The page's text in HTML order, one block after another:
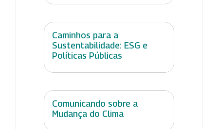
Caminhos para a
Sustentabilidade: ESG e
Políticas Públicas
Comunicando sobre a
Mudança do Clima